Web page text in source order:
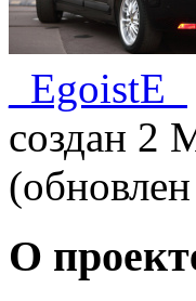
_EgoistE_
создан 2
О